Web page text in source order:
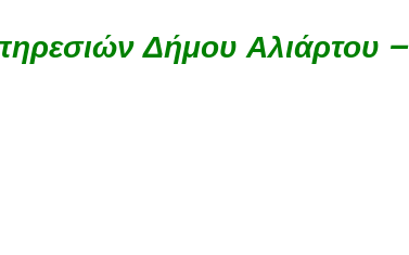
Δήμου Αλιάρτου